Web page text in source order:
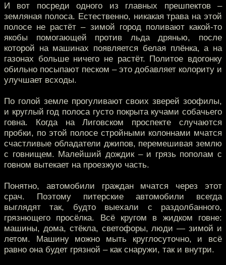
И вот посреди одного из главных прешпектов –
земляная полоса. Естественно, никакая трава на этой
полосе не растёт – зимой город поливают какой-то
якобы помогающей против льда дрянью, после
которой на машинах появляется белая плёнка, а на
газонах больше ничего не растёт. Политое вдогонку
обильно посыпают песком – это добавляет колориту и
улучшает всходы.
По голой земле прогуливают своих зверей зоофилы,
и круглый год полоса густо покрыта кучами собачьего
говна. Когда на Лиговском проспекте случаются
пробки, по этой полосе стройными колоннами мчатся
счастливые обладатели джипов, перемешивая землю
с говнищем. Малейший дождик – и грязь пополам с
говном вытекает на проезжую часть.
Понятно, автомобили граждан мчатся через этот
срач. Поэтому питерские автомобили всегда
выглядят так, будто выехали с раздолбанного,
грязнющего просёлка. Всё кругом в жидком говне:
машины, дома, стёкла, светофоры, люди — зимой и
летом. Машину можно мыть круглосуточно, и всё
равно она будет грязной – как снаружи, так и внутри.